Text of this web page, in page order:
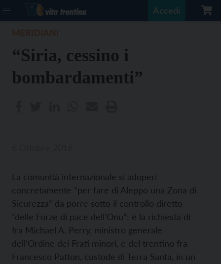
Accedi
“Siria, cessino i
bombardamenti”
La comunità internazionale si adoperi
concretamente “per fare di Aleppo una Zona di
Sicurezza” da porre sotto il controllo diretto
“delle Forze di pace dell'Onu”: è la richiesta di
fra Michael A. Perry, ministro generale
dell’Ordine dei Frati minori, e del trentino fra
Francesco Patton, custode di Terra Santa, in un